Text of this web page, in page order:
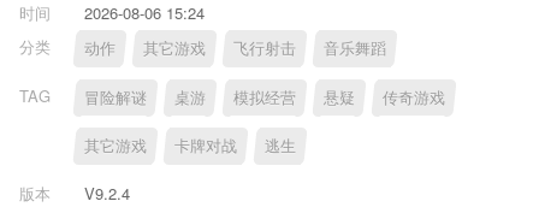
时间
2026-08-06 15:24
分类
动作 其它游戏 飞行射击 音乐舞蹈
TAG 冒险解谜 桌游 模拟经营 悬疑 传奇游戏
其它游戏 卡牌对战 逃生
版本
V9.2.4